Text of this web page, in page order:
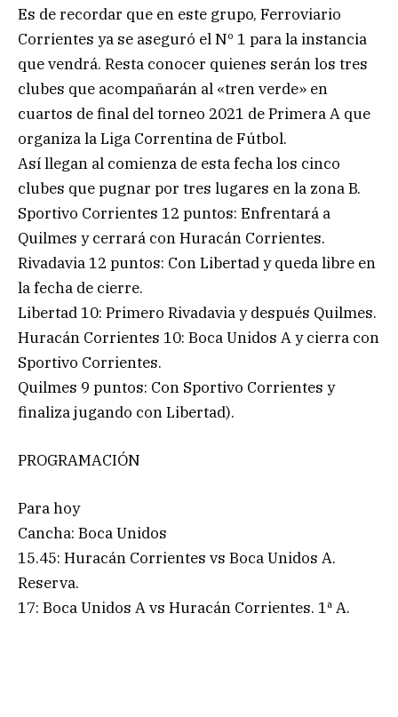
Es de recordar que en este grupo, Ferroviario
Corrientes ya se aseguró el Nº 1 para la instancia
que vendrá. Resta conocer quienes serán los tres
clubes que acompañarán al «tren verde» en
cuartos de final del torneo 2021 de Primera A que
organiza la Liga Correntina de Fútbol.
Así llegan al comienza de esta fecha los cinco
clubes que pugnar por tres lugares en la zona B.
Sportivo Corrientes 12 puntos: Enfrentará a
Quilmes y cerrará con Huracán Corrientes.
Rivadavia 12 puntos: Con Libertad y queda libre en
la fecha de cierre.
Libertad 10: Primero Rivadavia y después Quilmes.
Huracán Corrientes 10: Boca Unidos A y cierra con
Sportivo Corrientes.
Quilmes 9 puntos: Con Sportivo Corrientes y
finaliza jugando con Libertad).
PROGRAMACIÓN
Para hoy
Cancha: Boca Unidos
15.45: Huracán Corrientes vs Boca Unidos A.
Reserva.
17: Boca Unidos A vs Huracán Corrientes. 1ª A.